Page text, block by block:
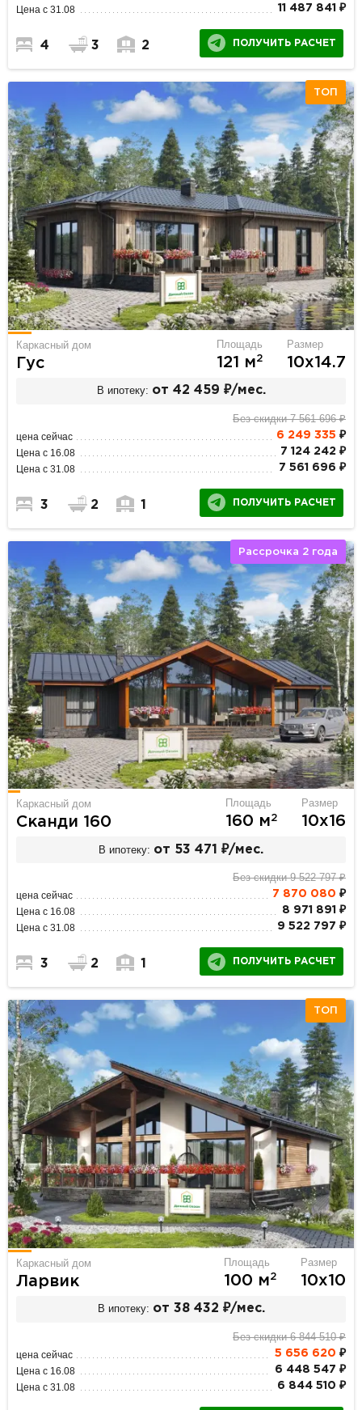
Цена с 31.08 11 487 841 ₽
4 3 2 ПОЛУЧИТЬ РАСЧЕТ
ТОП
Каркасный дом
Гус
Площадь
121 м2
Размер
10х14.7
В ипотеку: от 42 459 ₽/мес.
Без скидки 7 561 696 ₽
цена сейчас 6 249 335 ₽
Цена с 16.08 7 124 242 ₽
Цена с 31.08 7 561 696 ₽
3 2 1 ПОЛУЧИТЬ РАСЧЕТ
Рассрочка 2 года
Каркасный дом
Сканди 160
Площадь
160 м2
Размер
10х16
В ипотеку: от 53 471 ₽/мес.
Без скидки 9 522 797 ₽
цена сейчас 7 870 080 ₽
Цена с 16.08 8 971 891 ₽
Цена с 31.08 9 522 797 ₽
3 2 1 ПОЛУЧИТЬ РАСЧЕТ
ТОП
Каркасный дом
Ларвик
Площадь
100 м2
Размер
10х10
В ипотеку: от 38 432 ₽/мес.
Без скидки 6 844 510 ₽
цена сейчас 5 656 620 ₽
Цена с 16.08 6 448 547 ₽
Цена с 31.08 6 844 510 ₽